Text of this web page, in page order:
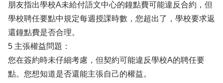
朋友指出學校A未給付語文中心的鐘點費可能違反合約，但
學校聘任要點中規定每週授課時數，您超出了，學校要求返
還鐘點費是否合理。
5 主張權益問題：
您在簽約時未仔細考慮，但契約可能違反學校A的聘任要
點。您想知道是否還能主張自己的權益。